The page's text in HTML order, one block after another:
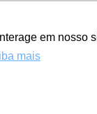
em nosso
maisPESQUISA